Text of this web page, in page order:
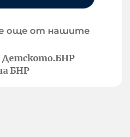
още от нашите
Детското.БНР
БНР